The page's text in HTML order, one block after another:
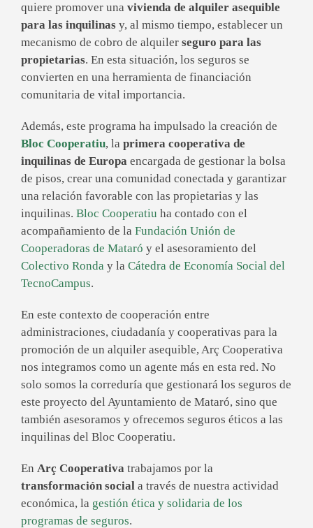
quiere promover una vivienda de alquiler asequible
para las inquilinas y, al mismo tiempo, establecer un
mecanismo de cobro de alquiler seguro para las
propietarias. En esta situación, los seguros se
convierten en una herramienta de financiación
comunitaria de vital importancia.
Además, este programa ha impulsado la creación de
Bloc Cooperatiu, la primera cooperativa de
inquilinas de Europa encargada de gestionar la bolsa
de pisos, crear una comunidad conectada y garantizar
una relación favorable con las propietarias y las
inquilinas. Bloc Cooperatiu ha contado con el
acompañamiento de la Fundación Unión de
Cooperadoras de Mataró y el asesoramiento del
Colectivo Ronda y la Cátedra de Economía Social del
TecnoCampus.
En este contexto de cooperación entre
administraciones, ciudadanía y cooperativas para la
promoción de un alquiler asequible, Arç Cooperativa
nos integramos como un agente más en esta red. No
solo somos la correduría que gestionará los seguros de
este proyecto del Ayuntamiento de Mataró, sino que
también asesoramos y ofrecemos seguros éticos a las
inquilinas del Bloc Cooperatiu.
En Arç Cooperativa trabajamos por la
transformación social a través de nuestra actividad
económica, la gestión ética y solidaria de los
programas de seguros.